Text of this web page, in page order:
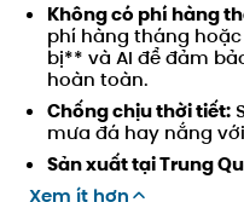
Không có phí hàng
phí hàng tháng
bị** và AI để đảm
hoàn toàn.
Chống chịu thời tiết:
mưa đá hay nắng
Sản xuất tại Trung
Xem ít hơn